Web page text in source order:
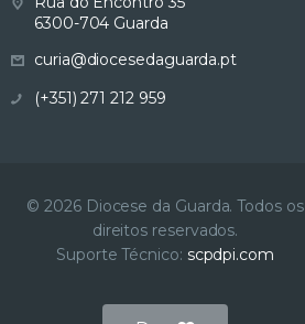
6300-704 Guarda
curia@diocesedaguarda.pt
(+351) 271 212 959
© 2026 Diocese da Guarda. Todos os
direitos reservados.
Suporte Técnico: scpdpi.com